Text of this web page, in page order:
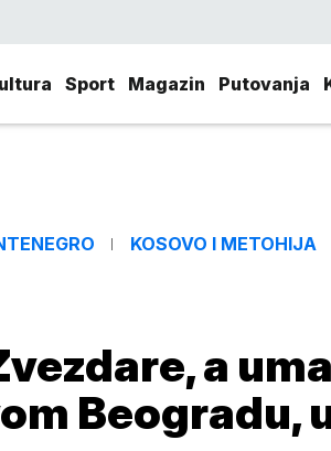
Sport Magazin Putovanja
KOSOVO I METOHIJA
a
Beogradu,